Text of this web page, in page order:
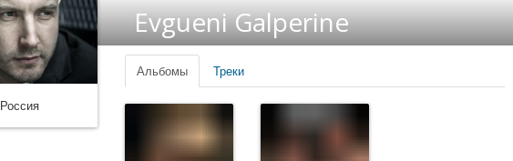
Evgueni Galperine
Россия
Альбомы Треки